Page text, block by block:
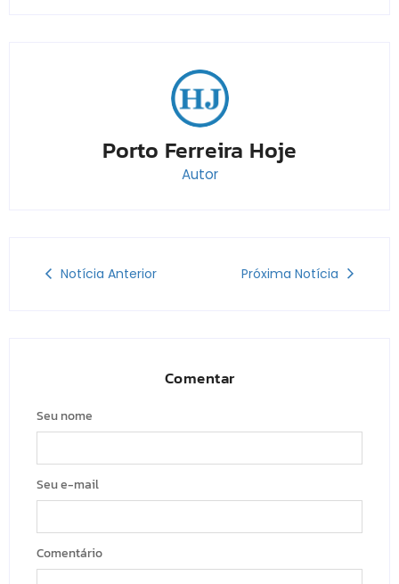
Porto Ferreira Hoje
Autor
Notícia Anterior Próxima Notícia
Comentar
Seu nome
Seu e-mail
Comentário